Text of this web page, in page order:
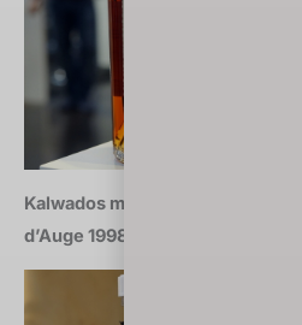
Kalwados marca 2018: Christian
d’Auge 1998 (Francja)